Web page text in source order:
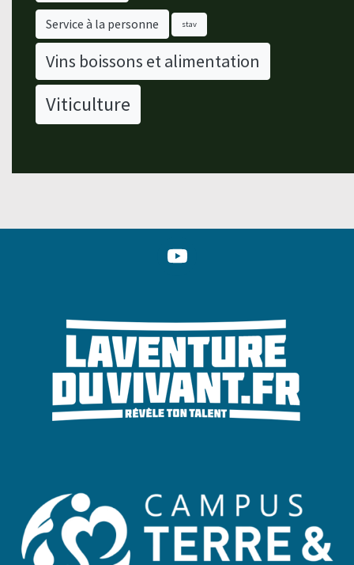
Service à la personne stav
Vins boissons et alimentation
Viticulture